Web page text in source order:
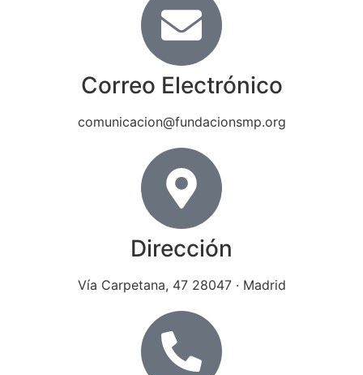
Correo Electrónico
comunicacion@fundacionsmp.org
Dirección
Vía Carpetana, 47 28047 · Madrid